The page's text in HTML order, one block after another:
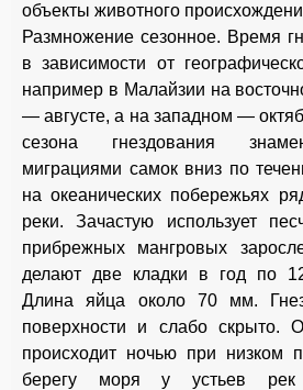
объекты животного
Размножение сезонное. Время
в зависимости от
например в Малайзии на
— августе, а на западном —
сезона гнездования
миграциями самок вниз по
на океанических побережьях
реки. Зачастую использует
прибрежных мангровых
делают две кладки в год по
Длина яйца около 70 мм.
поверхности и слабо скрыто.
происходит ночью при низком
берегу моря у устьев рек